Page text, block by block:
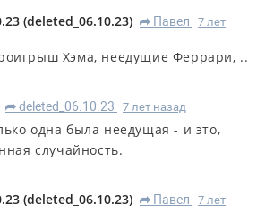
(deleted_06.10.23) R Павел
7 лет
Хэма, неедущие Феррари, ..
R deleted_06.10.23 7 лет назад
одна была неедущая - и это,
случайность.
(deleted_06.10.23) R Павел
7 лет